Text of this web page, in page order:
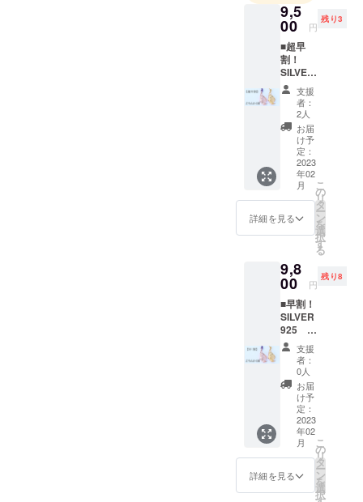
〒400-0851
山梨県甲府
市住吉5-4-6
株式会社
ピースプラ
ンニング
プロジェク
9,5
00 円
残り3
■超早
割！
SILVER
925 鯛
金根付
【限定5
鯛】
価
格：
9,500円
(税込・
送料込)
【一般
参考価
格
11,000
鯛の根
付１つ
SILVER
925 目
にダイ
ヤモン
ド 根
付紐
桐箱付
き 鯛サ
イズ：
縦約
25mm×
横約
16mm
×厚さ約
6mm
支援
者：
2人
お届
け予
定：
2023
年02
月
詳細を見る
こ
の
リ
タ
ー
ン
を
選
択
す
る
9,8
00 円
残り8
■早割！
SILVER
925 鯛
金根付
【限定8
鯛】
価
格：
9,800円
(税込・
送料込)
【一般
参考価
格
11,000
円】
支援
者：
0人
お届
け予
定：
2023
年02
月
詳細を見る
こ
の
リ
タ
ー
ン
を
選
択